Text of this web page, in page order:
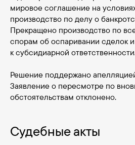
мировое соглашение на
производство по делу о
Прекращено производство по
спорам об оспаривании сделок
к субсидиарной
Решение поддержано
Заявление о пересмотре по
обстоятельствам отклонено.
Судебные акты